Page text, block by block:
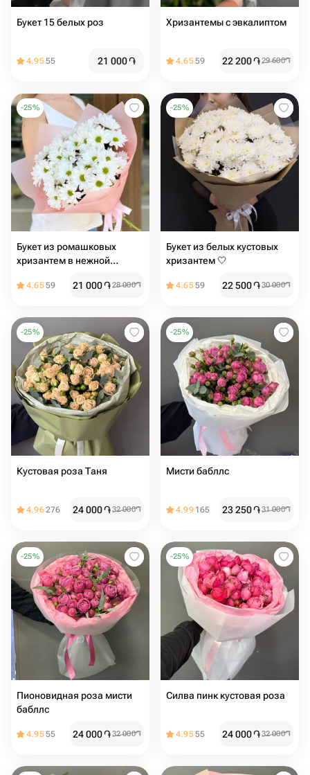
Букет 15 белых роз
4.9555 21 000֏
Хризантемы с эвкалиптом️
4.6559 22 200֏29 600֏
-25%
Букет из ромашковых
хризантем в нежной
4.6559 21 000֏28 000֏
-25%
Букет из белых кустовых
хризантем 🤍
4.6559 22 500֏30 000֏
-25%
Кустовая роза Таня
4.96276 24 000֏32 000֏
-25%
Мисти бабллс
4.99 165 23 250֏31 000֏
-25%
Пионовидная роза мисти
бабллс ️
4.9555 24 000֏32 000֏
-25%
Силва пинк кустовая роза
4.9555 24 000֏32 000֏